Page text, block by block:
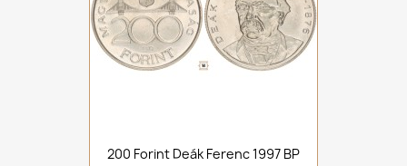
200 Forint Deák Ferenc 1997 BP